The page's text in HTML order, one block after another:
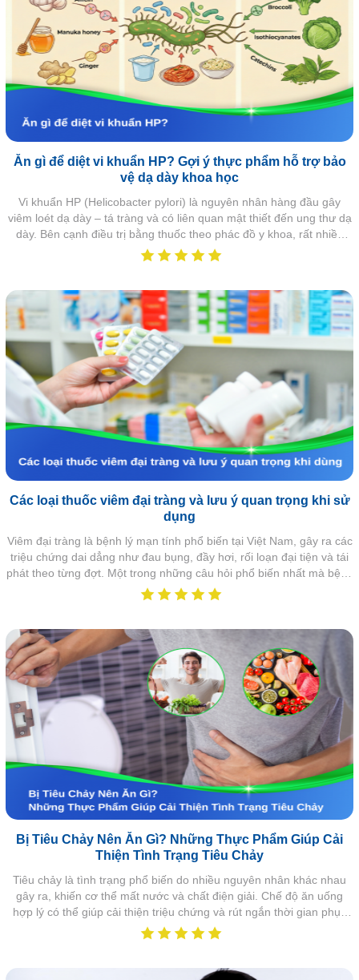
Ăn gì để diệt vi khuẩn HP? Gợi ý thực phẩm hỗ trợ bảo
vệ dạ dày khoa học
Vi khuẩn HP (Helicobacter pylori) là nguyên nhân hàng đầu gây
viêm loét dạ dày – tá tràng và có liên quan mật thiết đến ung thư dạ
dày. Bên cạnh điều trị bằng thuốc theo phác đồ y khoa, rất nhiều
người bệnh quan tâm đến vấn đề ăn gì để diệt vi khuẩn HP, liệu chế
thuốc điều trị HP, nhưng một số loại thực phẩm đã được…
Các loại thuốc viêm đại tràng và lưu ý quan trọng khi sử
dụng
Viêm đại tràng là bệnh lý mạn tính phổ biến tại Việt Nam, gây ra các
triệu chứng dai dẳng như đau bụng, đầy hơi, rối loạn đại tiện và tái
phát theo từng đợt. Một trong những câu hỏi phổ biến nhất mà bệnh
nhân đặt ra là: thuốc viêm đại tràng nào hiệu quả, có nên tự mua
chứng và hạn chế tái phát về lâu dài.
Bị Tiêu Chảy Nên Ăn Gì? Những Thực Phẩm Giúp Cải
Thiện Tình Trạng Tiêu Chảy
Tiêu chảy là tình trạng phổ biến do nhiều nguyên nhân khác nhau
gây ra, khiến cơ thể mất nước và chất điện giải. Chế độ ăn uống
hợp lý có thể giúp cải thiện triệu chứng và rút ngắn thời gian phục
hồi.